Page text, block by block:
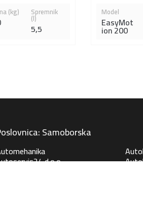
(kg) Spremnik
(l)
5,5
Model
EasyMot
ion 200
Samoborska
d.o.o.